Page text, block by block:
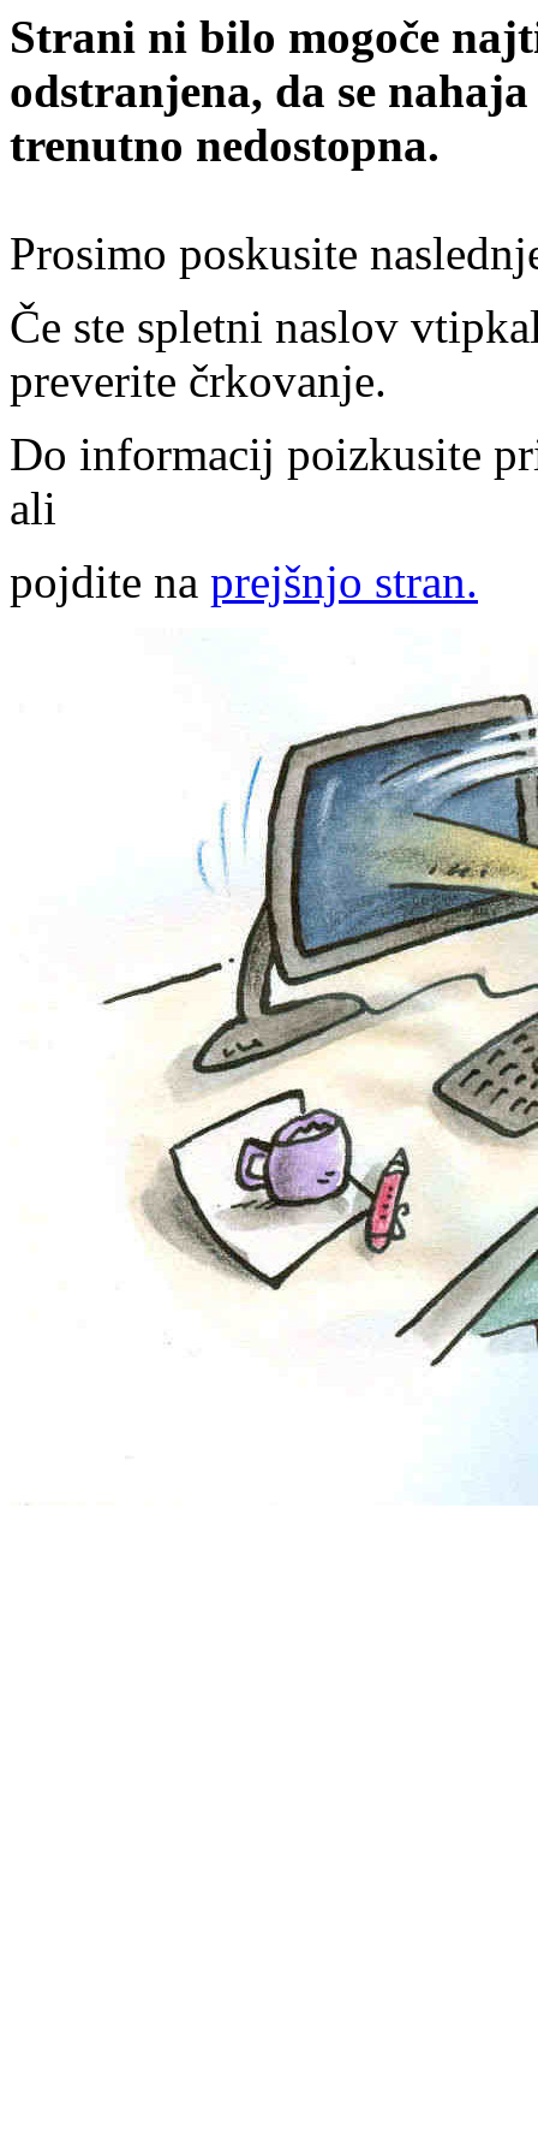
Strani ni bilo mogoče
odstranjena, da se
trenutno nedostopna.
Prosimo poskusite
Če ste spletni naslov
preverite črkovanje.
Do informacij poizkusite
ali
pojdite na prejšnjo stran.